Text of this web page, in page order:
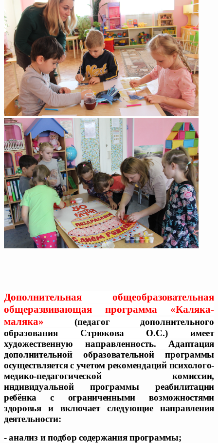
Дополнительная общеобразовательная
общеразвивающая программа «Каляка-
маляка» (педагог дополнительного
образования Стрюкова О.С.) имеет
художественную направленность. Адаптация
дополнительной образовательной программы
осуществляется с учетом рекомендаций психолого-
медико-педагогической комиссии,
индивидуальной программы реабилитации
ребёнка с ограниченными возможностями
здоровья и включает следующие направления
деятельности:
- анализ и подбор содержания программы;